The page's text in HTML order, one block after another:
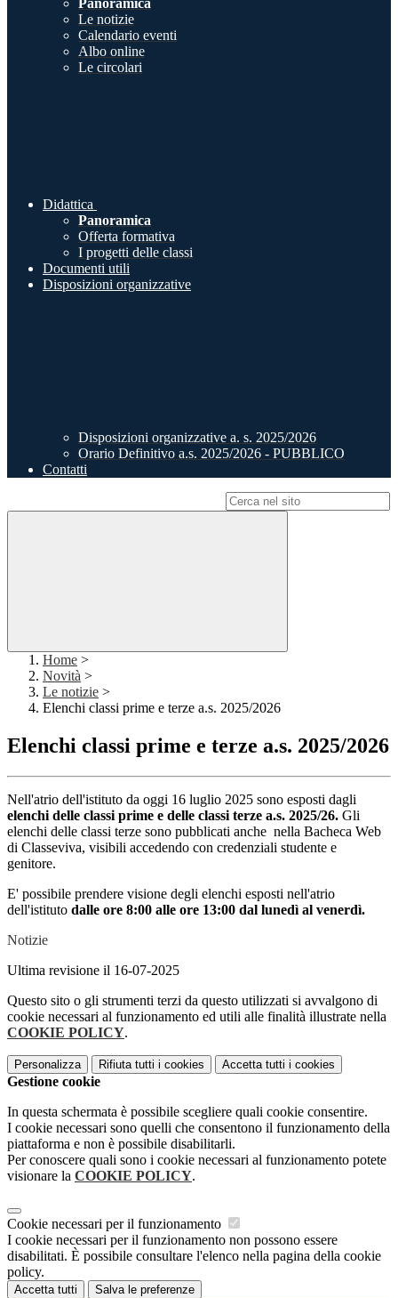
Panoramica
Le notizie
Calendario eventi
Albo online
Le circolari
Didattica
Panoramica
Offerta formativa
I progetti delle classi
Documenti utili
Disposizioni organizzative
Disposizioni organizzative a. s. 2025/2026
Orario Definitivo a.s. 2025/2026 - PUBBLICO
Contatti
Home >
Novità >
Le notizie >
Elenchi classi prime e terze a.s. 2025/2026
Elenchi classi prime e terze a.s. 2025/2026
Nell'atrio dell'istituto da oggi 16 luglio 2025 sono esposti dagli
elenchi delle classi prime e delle classi terze a.s. 2025/26. Gli
elenchi delle classi terze sono pubblicati anche nella Bacheca Web
di Classeviva, visibili accedendo con credenziali studente e
genitore.
E' possibile prendere visione degli elenchi esposti nell'atrio
dell'istituto dalle ore 8:00 alle ore 13:00 dal lunedì al venerdì.
Notizie
Ultima revisione il 16-07-2025
Questo sito o gli strumenti terzi da questo utilizzati si avvalgono di
cookie necessari al funzionamento ed utili alle finalità illustrate nella
COOKIE POLICY.
Personalizza Rifiuta tutti i cookies Accetta tutti i cookies
Gestione cookie
In questa schermata è possibile scegliere quali cookie consentire.
I cookie necessari sono quelli che consentono il funzionamento della
piattaforma e non è possibile disabilitarli.
Per conoscere quali sono i cookie necessari al funzionamento potete
visionare la COOKIE POLICY.
Cookie necessari per il funzionamento
I cookie necessari per il funzionamento non possono essere
disabilitati. È possibile consultare l'elenco nella pagina della cookie
policy.
Accetta tutti Salva le preferenze